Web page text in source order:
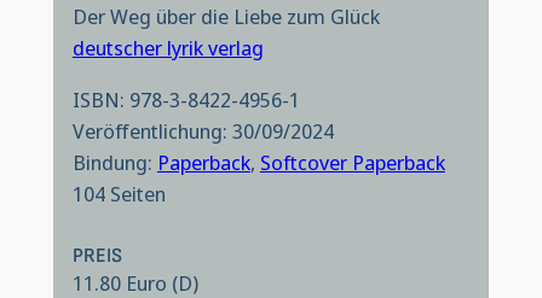
Der Weg über die Liebe zum Glück
deutscher lyrik verlag
ISBN: 978-3-8422-4956-1
Veröffentlichung: 30/09/2024
Bindung: Paperback, Softcover Paperback
104 Seiten
PREIS
11.80 Euro (D)